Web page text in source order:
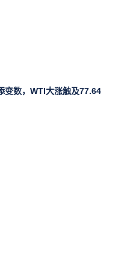
变数，WTI大涨触及77.64